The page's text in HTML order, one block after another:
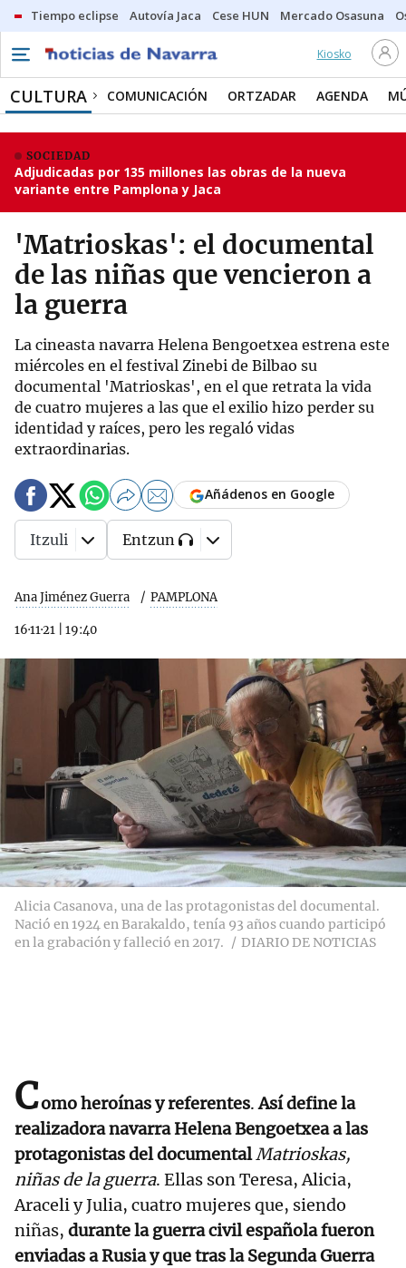
Tiempo eclipse Autovía Jaca Cese HUN Mercado Osasuna
Kiosko
CULTURA COMUNICACIÓN ORTZADAR AGENDA
SOCIEDAD
Adjudicadas por 135 millones las obras de la nueva
variante entre Pamplona y Jaca
'Matrioskas': el documental
de las niñas que vencieron a
la guerra
La cineasta navarra Helena Bengoetxea estrena este
miércoles en el festival Zinebi de Bilbao su
documental 'Matrioskas', en el que retrata la vida
de cuatro mujeres a las que el exilio hizo perder su
identidad y raíces, pero les regaló vidas
extraordinarias.
Ana Jiménez Guerra PAMPLONA
16·11·21 19:40
Añádenos en Google
Itzuli Entzun
Alicia Casanova, una de las protagonistas del documental.
Nació en 1924 en Barakaldo, tenía 93 años cuando participó
en la grabación y falleció en 2017.
DIARIO DE NOTICIAS
Como heroínas y referentes.Así define la
realizadora navarra Helena Bengoetxea a las
protagonistas del documentalMatrioskas,
niñas de la guerra. Ellas son Teresa, Alicia,
Araceli y Julia, cuatro mujeres que, siendo
niñas, durante la guerra civil española fueron
enviadas a Rusia y que tras la Segunda Guerra